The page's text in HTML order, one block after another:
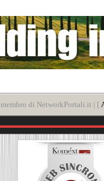
membro di NetworkPortali.it | [